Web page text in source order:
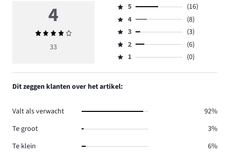
4
Gemiddelde
beoordeling
33
Beoordeling
5,
aantal
reviews
16.
5
(16)
Beoordeling
4,
aantal
reviews
4
(8)
Beoordeling
3,
aantal
3
(3)
Beoordeling
2,
6.
2
(6)
Beoordeling
1,
aantal
reviews
1 (0)
Dit zeggen klanten over het artikel:
Valt als verwacht
92%
Te groot
3%
Te klein
6%